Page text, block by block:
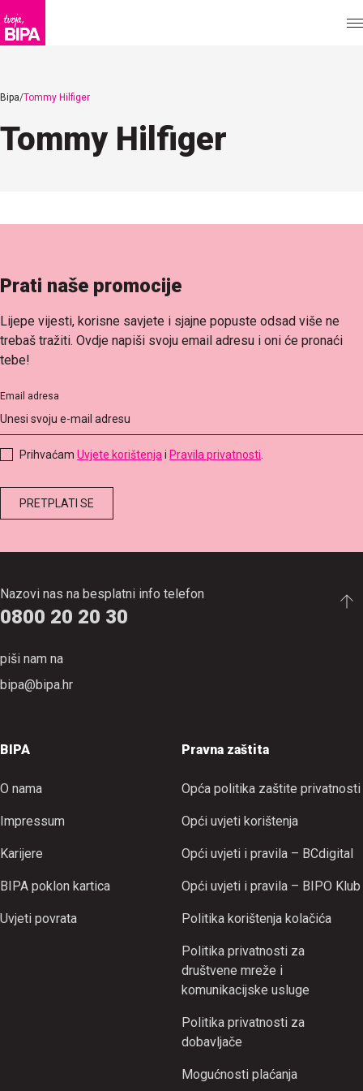
Bipa Tommy Hilfiger
Tommy Hilfiger
Nazovi nas na besplatni info telefon
0800 20 20 30
piši nam na
bipa@bipa.hr
BIPA
O nama
Impressum
Karijere
BIPA poklon kartica
Uvjeti povrata
Pravna zaštita
Opća politika zaštite privatnosti
Opći uvjeti korištenja
Opći uvjeti i pravila – BCdigital
Opći uvjeti i pravila – BIPO Klub
Politika korištenja kolačića
Politika privatnosti za
društvene mreže i
komunikacijske usluge
Politika privatnosti za
dobavljače
Mogućnosti plaćanja
Prati naše promocije
Lijepe vijesti, korisne savjete i sjajne popuste odsad više ne
trebaš tražiti. Ovdje napiši svoju email adresu i oni će pronaći
tebe!
Email adresa
Prihvaćam Uvjete korištenja i Pravila privatnosti
PRETPLATI SE